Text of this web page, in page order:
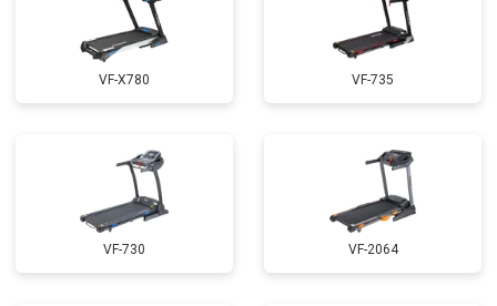
VF-X780 VF-735
VF-730 VF-2064